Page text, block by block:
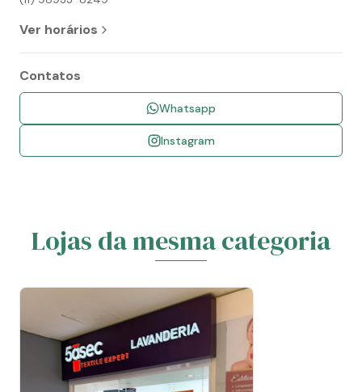
Ver horários
Contatos
Whatsapp
Instagram
Lojas da mesma categoria